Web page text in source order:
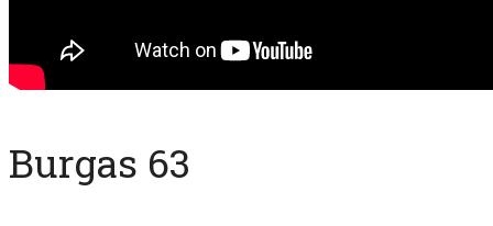
Burgas 63